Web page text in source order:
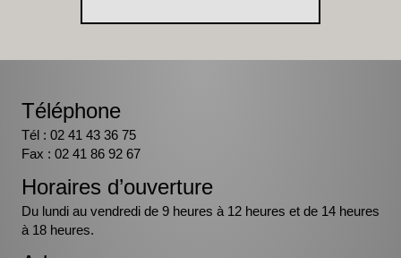
Téléphone
Tél : 02 41 43 36 75
Fax : 02 41 86 92 67
Horaires d’ouverture
Du lundi au vendredi de 9 heures à 12 heures et de 14 heures
à 18 heures.